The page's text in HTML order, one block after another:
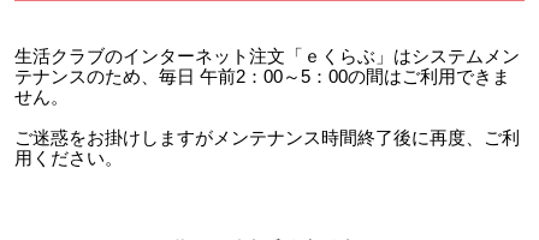
生活クラブのインターネット注文「ｅくらぶ」はシステムメン
テナンスのため、毎日 午前2：00～5：00の間はご利用できま
せん。
ご迷惑をお掛けしますがメンテナンス時間終了後に再度、ご利
用ください。